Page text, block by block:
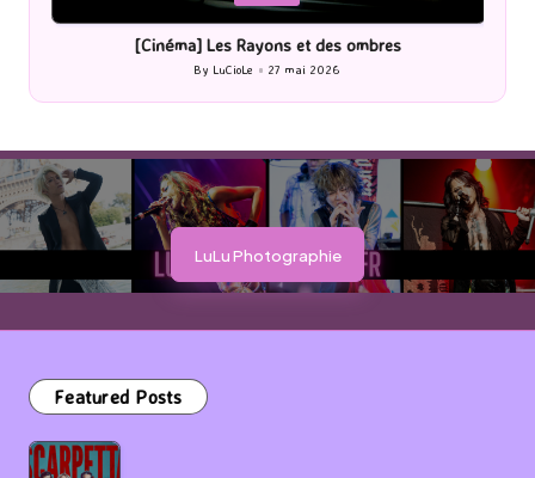
[Cinéma] Les Rayons et des ombres
Posted
by
By LuCioLe 27 mai 2026
LuLu Photographie
Featured Posts